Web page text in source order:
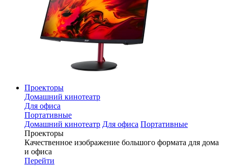
Проекторы
Домашний кинотеатр
Для офиса
Портативные
Домашний кинотеатр Для офиса Портативные
Проекторы
Качественное изображение большого формата для дома
и офиса
Перейти